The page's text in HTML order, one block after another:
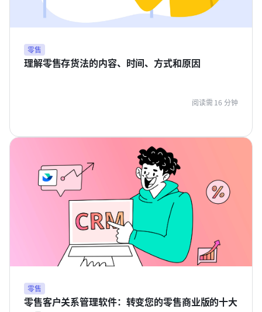
零售
理解零售存货法的内容、时间、方式和原因
阅读需 16 分钟
零售
零售客户关系管理软件：转变您的零售商业版的十大